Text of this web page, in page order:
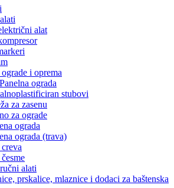
alat
i oprema
ograda
stubovi
za zasenu
za ograde
ograda
ograda (trava)
alati
prskalice, mlaznice i dodaci za baštenska